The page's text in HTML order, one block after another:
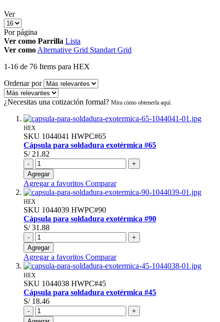
Ver
Por página
Ver como Parrilla Lista
Ver como Alternative Grid Standart Grid
1-16 de 76 Items para HEX
Ordenar por
¿Necesitas una cotización formal?
HEX
SKU 1044041 HWPC#65
Cápsula para soldadura exotérmica #65
S/ 21.82
-
+
Agregar
Agregar a favoritos Comparar
HEX
SKU 1044039 HWPC#90
Cápsula para soldadura exotérmica #90
S/ 31.88
-
+
Agregar
Agregar a favoritos Comparar
HEX
SKU 1044038 HWPC#45
Cápsula para soldadura exotérmica #45
S/ 18.46
-
+